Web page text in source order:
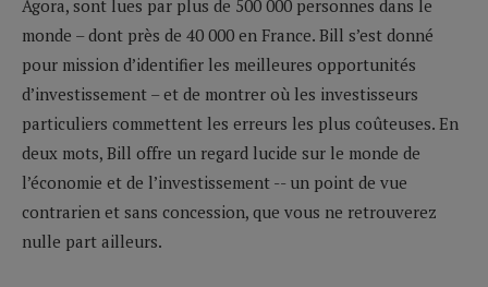
Agora, sont lues par plus de 500 000 personnes dans le
monde – dont près de 40 000 en France. Bill s’est donné
pour mission d’identifier les meilleures opportunités
d’investissement – et de montrer où les investisseurs
particuliers commettent les erreurs les plus coûteuses. En
deux mots, Bill offre un regard lucide sur le monde de
l’économie et de l’investissement -- un point de vue
contrarien et sans concession, que vous ne retrouverez
nulle part ailleurs.